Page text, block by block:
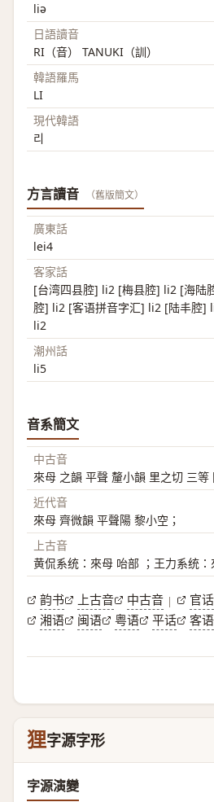
liə
日語讀音
RI（音） TANUKI（訓）
韓語羅馬
LI
現代韓語
리
方言讀音 （舊版簡文）
廣東話
lei4
客家話
[台湾四县腔] li2 [梅县腔] li2 [海陆
腔] li2 [客语拼音字汇] li2 [陆丰腔]
li2
潮州話
li5
音系簡文
中古音
來母 之韻 平聲 釐小韻 里之切 三等
近代音
來母 齊微韻 平聲陽 黎小空；
上古音
黄侃系统：來母 咍部 ；王力系统：
韵书 上古音 中古音 | 官话
湘语
闽语 粤语 平话 客语
狸字源字形
字源演變